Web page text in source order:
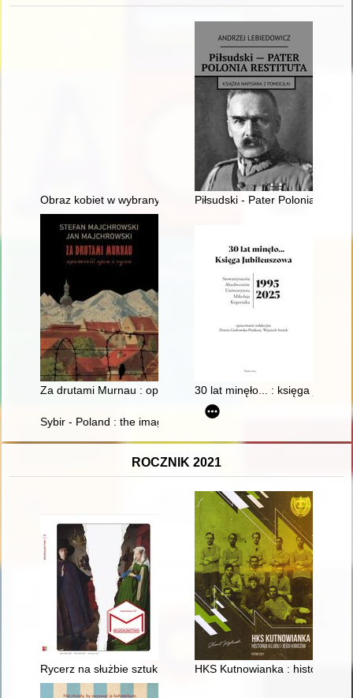
Obraz kobiet w wybranych dziełach historiografii kościelnej z
Piłsudski - Pater Polonia
Za drutami Murnau : opowieść ojca i syna30 lat minęło... : księga
Sybir - Poland : the image of woman-mother in memories
ROCZNIK 2021
Rycerz na służbie sztuki : wspomnienie o Hannie Benesz
HKS Kutnowianka : historia